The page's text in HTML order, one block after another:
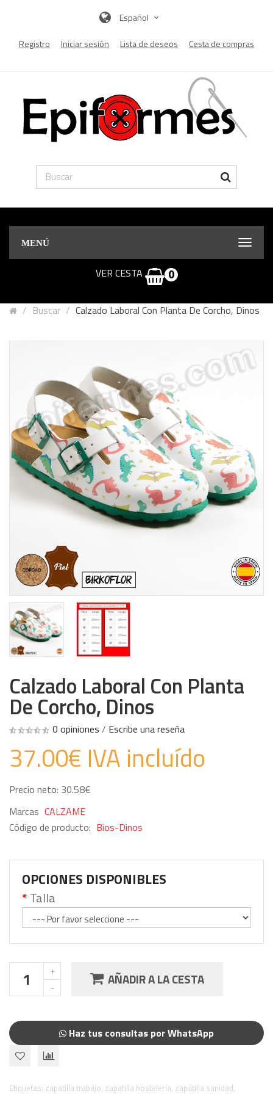
Español
Registro Iniciar sesión Lista de deseos Cesta de compras
MENÚ
VER CESTA 0
Buscar Calzado Laboral Con Planta De Corcho, Dinos
Calzado Laboral Con Planta
De Corcho, Dinos
0 opiniones / Escribe una reseña
37.00€ IVA incluído
Precio neto: 30.58€
Marcas CALZAME
Código de producto: Bios-Dinos
OPCIONES DISPONIBLES
Talla
AÑADIR A LA CESTA
Haz tus consultas por WhatsApp
Etiquetas: zapatilla trabajo, zapatilla hostelería, zapatilla sanidad,